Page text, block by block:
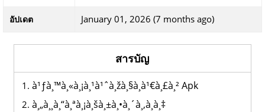
อัปเดต January 01, 2026 (7 months ago)
สารบัญ
à¹ƒà¸™à¸«à¸¡à¸¹à¹ˆà¸žà¸§à¸à¹€à¸£à¸² Apk
à¸„à¸¸à¸“à¸ªà¸¡à¸šà¸±à¸•à¸´à¸‚à¸­à¸‡